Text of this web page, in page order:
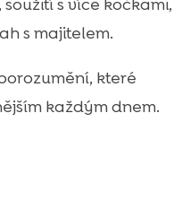
pohoda kočky
Jasper, Bill a
s více kočkami,
s majitelem.
které
každým dnem.